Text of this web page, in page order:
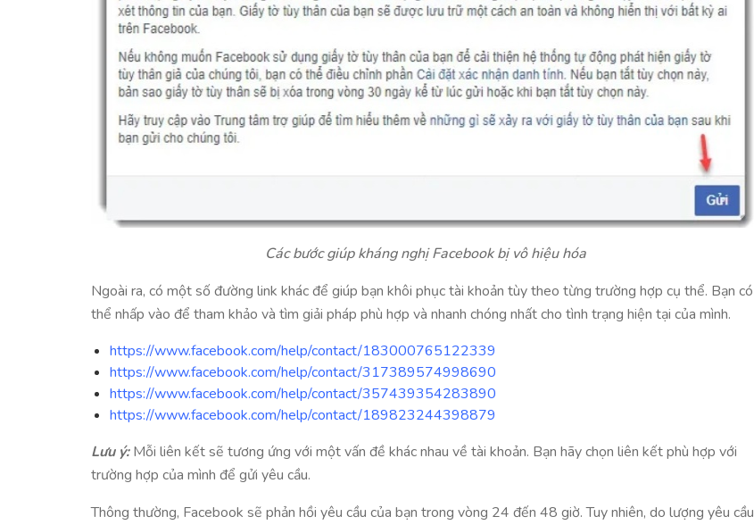
Các bước giúp kháng nghị Facebook bị vô hiệu hóa
Ngoài ra, có một số đường link khác để giúp bạn khôi phục tài khoản tùy theo từng trường hợp cụ thể. Bạn có
thể nhấp vào để tham khảo và tìm giải pháp phù hợp và nhanh chóng nhất cho tình trạng hiện tại của mình.
https://www.facebook.com/help/contact/183000765122339
https://www.facebook.com/help/contact/317389574998690
https://www.facebook.com/help/contact/357439354283890
https://www.facebook.com/help/contact/189823244398879
Lưu ý:Mỗi liên kết sẽ tương ứng với một vấn đề khác nhau về tài khoản. Bạn hãy chọn liên kết phù hợp với
trường hợp của mình để gửi yêu cầu.
Thông thường, Facebook sẽ phản hồi yêu cầu của bạn trong vòng 24 đến 48 giờ. Tuy nhiên, do lượng yêu cầu